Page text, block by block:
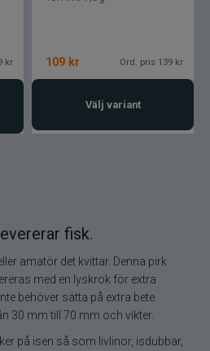
kr 109 kr Ord. pris 139 kr
Välj variant
fisk.
amatör det kvittar. Denna pirk
med en lyskrok för extra
behöver sätta på extra bete.
30 mm till 70 mm och vikter.
på isen så som livlinor, isdubbar,